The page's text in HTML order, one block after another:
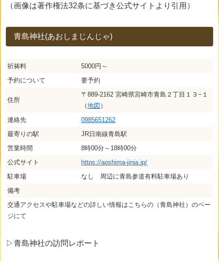
（画像は著作権法32条に基づき公式サイトより引用）
青島神社(あおしまじんじゃ)
祈祷料
5000円～
予約について
要予約
住所
〒889-2162 宮崎県宮崎市青島２丁目１３−１
（地図 ）
連絡先
0985651262
最寄りの駅
JR日南線青島駅
営業時間
8時00分～18時00分
公式サイト
https://aoshima-jinja.jp/
駐車場
なし 周辺に青島参道有料駐車場あり
備考
交通アクセスや駐車場などの詳しい情報はこちらの（青島神社）のペー
ジにて
▷青島神社の訪問レポート